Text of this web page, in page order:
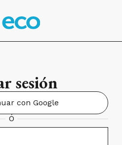
sesión
con Google
Ó